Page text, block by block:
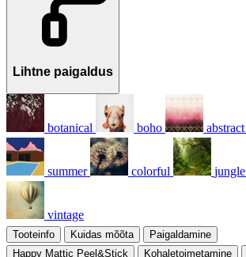
Lihtne paigaldus
botanical boho abstract
summer colorful jungle
vintage
Tooteinfo Kuidas mõõta
Paigaldamine
Happy Mattic Peel&Stick
Kohaletoimetamine